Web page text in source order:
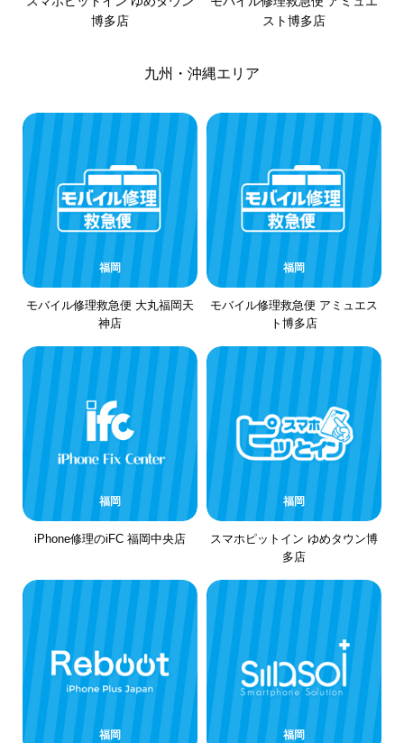
博多店
スト博多店
九州・沖縄エリア
福岡
モバイル修理救急便 大丸福岡天
神店
福岡
モバイル修理救急便 アミュエス
ト博多店
福岡
iPhone修理のiFC 福岡中央店
福岡
スマホピットイン ゆめタウン博
多店
福岡 福岡